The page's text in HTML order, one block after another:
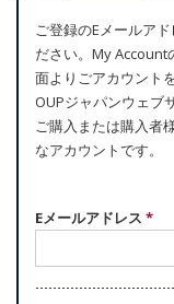
マ
リ
ー
タ
ブ
ご登録のEメールア
ださい。My Account
面よりごアカウント
OUPジャパンウェブ
ご購入または購入者
なアカウントです。
Eメールアドレス *